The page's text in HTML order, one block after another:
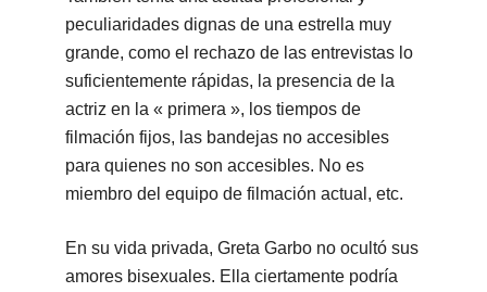
peculiaridades dignas de una estrella muy
grande, como el rechazo de las entrevistas lo
suficientemente rápidas, la presencia de la
actriz en la « primera », los tiempos de
filmación fijos, las bandejas no accesibles
para quienes no son accesibles. No es
miembro del equipo de filmación actual, etc.
En su vida privada, Greta Garbo no ocultó sus
amores bisexuales. Ella ciertamente podría